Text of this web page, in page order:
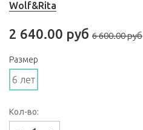
Wolf&Rita
2 640.00 руб 6 600.00 руб
Размер
6 лет
Кол-во: